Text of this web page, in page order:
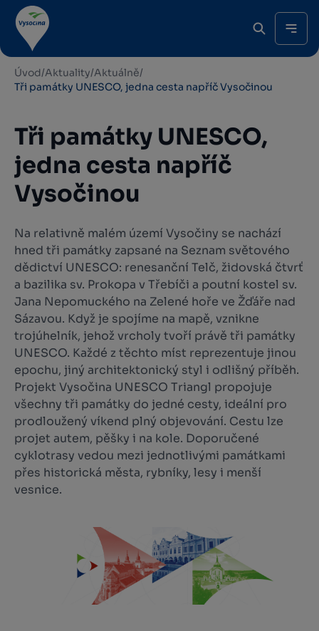
Úvod/Aktuality/Aktuálně/
Tři památky UNESCO, jedna cesta napříč Vysočinou
Tři památky UNESCO,
jedna cesta napříč
Vysočinou
Na relativně malém území Vysočiny se nachází
hned tři památky zapsané na Seznam světového
dědictví UNESCO: renesanční Telč, židovská čtvrť
a bazilika sv. Prokopa v Třebíči a poutní kostel sv.
Jana Nepomuckého na Zelené hoře ve Žďáře nad
Sázavou. Když je spojíme na mapě, vznikne
trojúhelník, jehož vrcholy tvoří právě tři památky
UNESCO. Každé z těchto míst reprezentuje jinou
epochu, jiný architektonický styl i odlišný příběh.
Projekt Vysočina UNESCO Triangl propojuje
všechny tři památky do jedné cesty, ideální pro
prodloužený víkend plný objevování. Cestu lze
projet autem, pěšky i na kole. Doporučené
cyklotrasy vedou mezi jednotlivými památkami
přes historická města, rybníky, lesy i menší
vesnice.